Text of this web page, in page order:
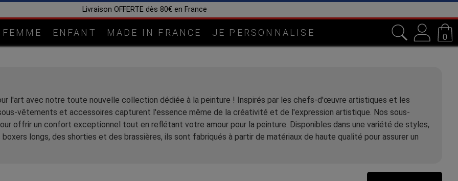
Livraison OFFERTE dès 80€ en France
FEMME ENFANT MADE IN FRANCE JE PERSONNALISE 0
l'art avec notre toute nouvelle collection dédiée à la peinture ! Inspirés par les chefs-d'œuvre artistiques et les
vêtements et accessoires capturent l'essence même de la créativité et de l'expression artistique. Nos sous-
offrir un confort exceptionnel tout en reflétant votre amour pour la peinture. Disponibles dans une variété de styles,
longs, des shorties et des brassières, ils sont fabriqués à partir de matériaux de haute qualité pour assurer un